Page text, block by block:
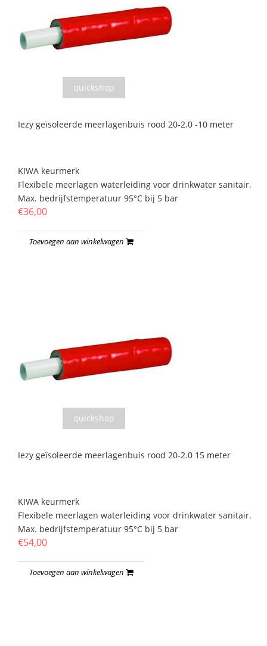
quickshop
Iezy geïsoleerde meerlagenbuis rood 20-2.0 -10 meter
KIWA keurmerk
Flexibele meerlagen waterleiding voor drinkwater sanitair.
Max. bedrijfstemperatuur 95°C bij 5 bar
€36,00
Toevoegen aan winkelwagen
quickshop
Iezy geïsoleerde meerlagenbuis rood 20-2.0 15 meter
KIWA keurmerk
Flexibele meerlagen waterleiding voor drinkwater sanitair.
Max. bedrijfstemperatuur 95°C bij 5 bar
€54,00
Toevoegen aan winkelwagen